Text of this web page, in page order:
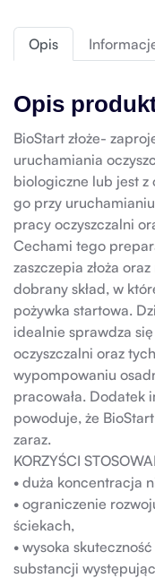
Opis
Opis
BioStart złoże-
uruchamiania
biologiczne lub jest z
go przy
pracy oczyszczalni
Cechami tego
zaszczepia złoża
dobrany skład, w
pożywka startowa.
idealnie sprawdza
oczyszczalni oraz
wypompowaniu
pracowała. Dodatek
powoduje, że
zaraz.
KORZYŚCI
• duża koncentracja
• ograniczenie
ściekach,
• wysoka
substancji